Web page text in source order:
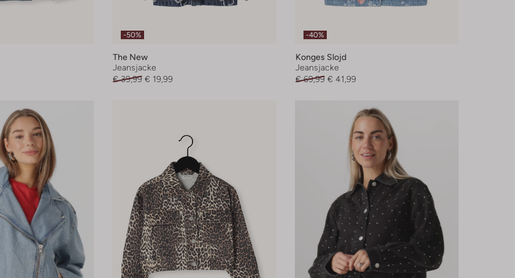
-50%
The New
Jeansjacke
€ 39,99 € 19,99
-40%
Konges Slojd
Jeansjacke
€ 69,99 € 41,99